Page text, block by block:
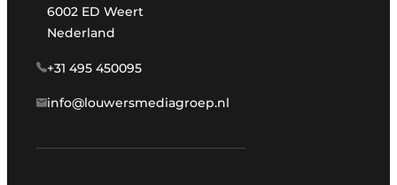
6002 ED Weert
Nederland
+31 495 450095
info@louwersmediagroep.nl